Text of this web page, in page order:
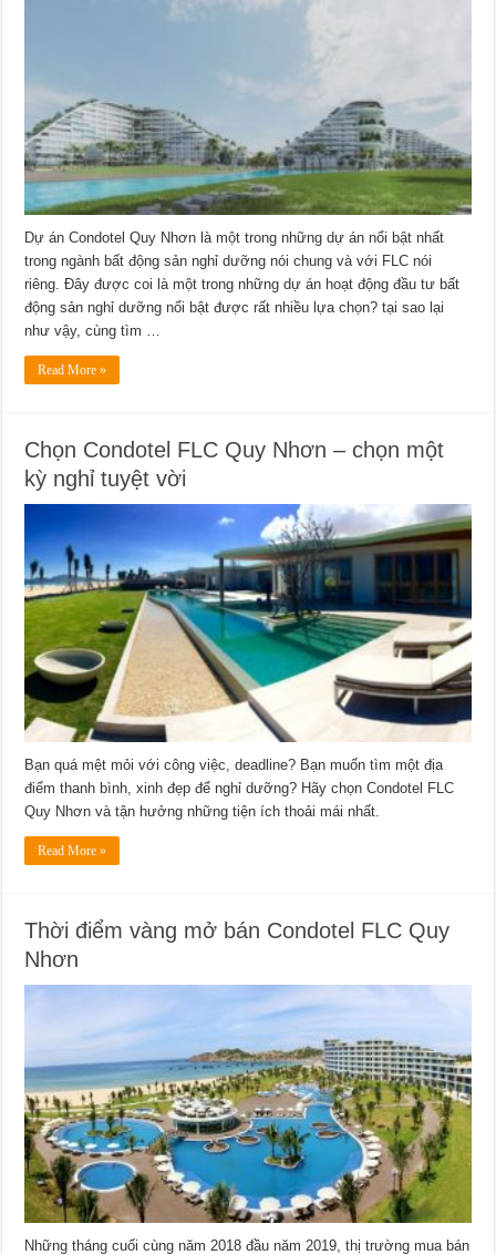
Dự án Condotel Quy Nhơn là một trong những dự án nổi bật nhất
trong ngành bất động sản nghỉ dưỡng nói chung và với FLC nói
riêng. Đây được coi là một trong những dự án hoạt động đầu tư bất
động sản nghỉ dưỡng nổi bật được rất nhiều lựa chọn? tại sao lại
như vậy, cùng tìm …
Read More »
Chọn Condotel FLC Quy Nhơn – chọn một
kỳ nghỉ tuyệt vời
Bạn quá mệt mỏi với công việc, deadline? Bạn muốn tìm một địa
điểm thanh bình, xinh đẹp để nghỉ dưỡng? Hãy chọn Condotel FLC
Quy Nhơn và tận hưởng những tiện ích thoải mái nhất.
Read More »
Thời điểm vàng mở bán Condotel FLC Quy
Nhơn
Những tháng cuối cùng năm 2018 đầu năm 2019, thị trường mua bán